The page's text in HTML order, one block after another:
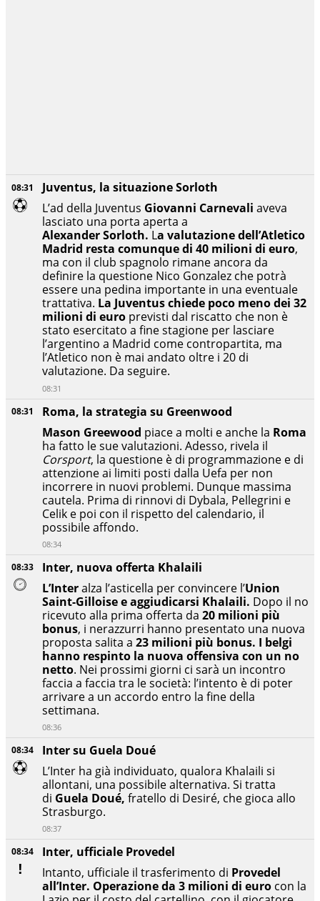
08:34
Inter, ufficiale Provedel
Intanto, ufficiale il trasferimento di Provedel
all’Inter. Operazione da 3 milioni di euro con la
08:34
Inter su Guela Doué
L’Inter ha già individuato, qualora Khalaili si
allontani, una possibile alternativa. Si tratta
di Guela Doué, fratello di Desiré, che gioca allo
Strasburgo.
08:37
08:33
Inter, nuova offerta Khalaili
L’Interalza l’asticella per convincere l’Union
Saint-Gilloise e aggiudicarsi Khalaili. Dopo il no
ricevuto alla prima offerta da 20 milioni più
bonus, i nerazzurri hanno presentato una nuova
proposta salita a 23 milioni più bonus. I belgi
hanno respinto la nuova offensiva con un no
netto. Nei prossimi giorni ci sarà un incontro
faccia a faccia tra le società: l’intento è di poter
arrivare a un accordo entro la fine della
settimana.
08:36
08:31
Roma, la strategia su Greenwood
Mason Greewood piace a molti e anche la Roma
ha fatto le sue valutazioni. Adesso, rivela il
Corsport, la questione è di programmazione e di
attenzione ai limiti posti dalla Uefa per non
incorrere in nuovi problemi. Dunque massima
cautela. Prima di rinnovi di Dybala, Pellegrini e
Celik e poi con il rispetto del calendario, il
possibile affondo.
08:34
08:31
Juventus, la situazione Sorloth
L’ad della Juventus Giovanni Carnevali aveva
lasciato una porta aperta a
AlexanderSorloth. La valutazione dell’Atletico
Madrid resta comunque di 40 milioni di euro,
ma con il club spagnolo rimane ancora da
definire la questione Nico Gonzalez che potrà
essere una pedina importante in una eventuale
trattativa. La Juventus chiede poco meno dei 32
milioni di euro previsti dal riscatto che non è
stato esercitato a fine stagione per lasciare
l’argentino a Madrid come contropartita, ma
l’Atletico non è mai andato oltre i 20 di
valutazione. Da seguire.
08:31